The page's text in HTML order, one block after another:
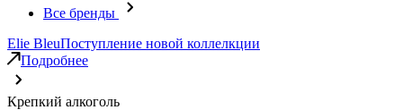
Все бренды
Elie BleuПоступление новой коллелкции
Подробнее
Крепкий алкоголь